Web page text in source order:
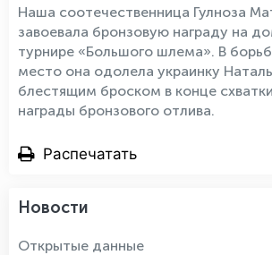
Наша соотечественница Гулноза
завоевала бронзовую награду на
турнире «Большого шлема». В
место она одолела украинку
блестящим броском в конце
награды бронзового отлива.
Распечатать
Новости
Открытые данные